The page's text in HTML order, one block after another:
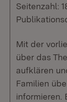
Seitenzahl:
Mit der
über das
aufklären
Familien
informieren.